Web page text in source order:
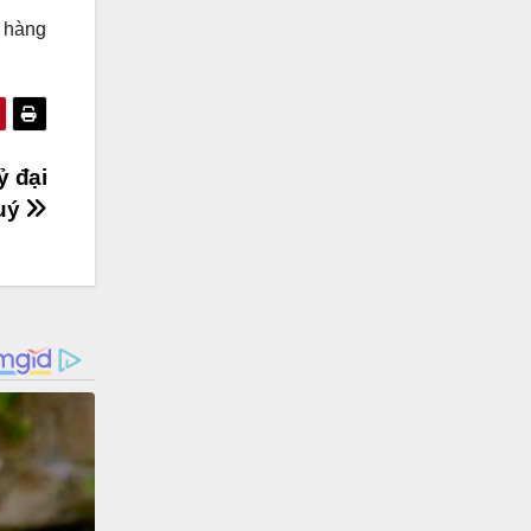
đại